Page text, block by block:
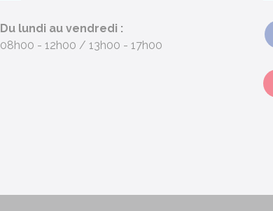
Du lundi au vendredi :
08h00 - 12h00
13h00 - 17h00